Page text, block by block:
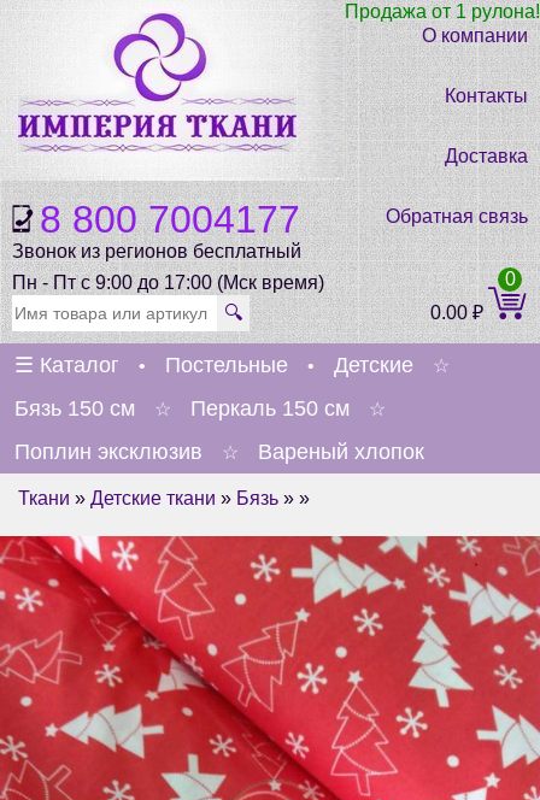
8 800 7004177
Звонок из регионов бесплатный
Пн - Пт с 9:00 до 17:00 (Мск время)
Продажа от 1 рулона!
О компании
Контакты
Доставка
Обратная связь
🔍 0.00₽
0
☰ Каталог • Постельные • Детские ☆
Бязь 150 см ☆ Перкаль 150 см ☆
Поплин эксклюзив ☆ Вареный хлопок
Ткани » Детские ткани » Бязь » »